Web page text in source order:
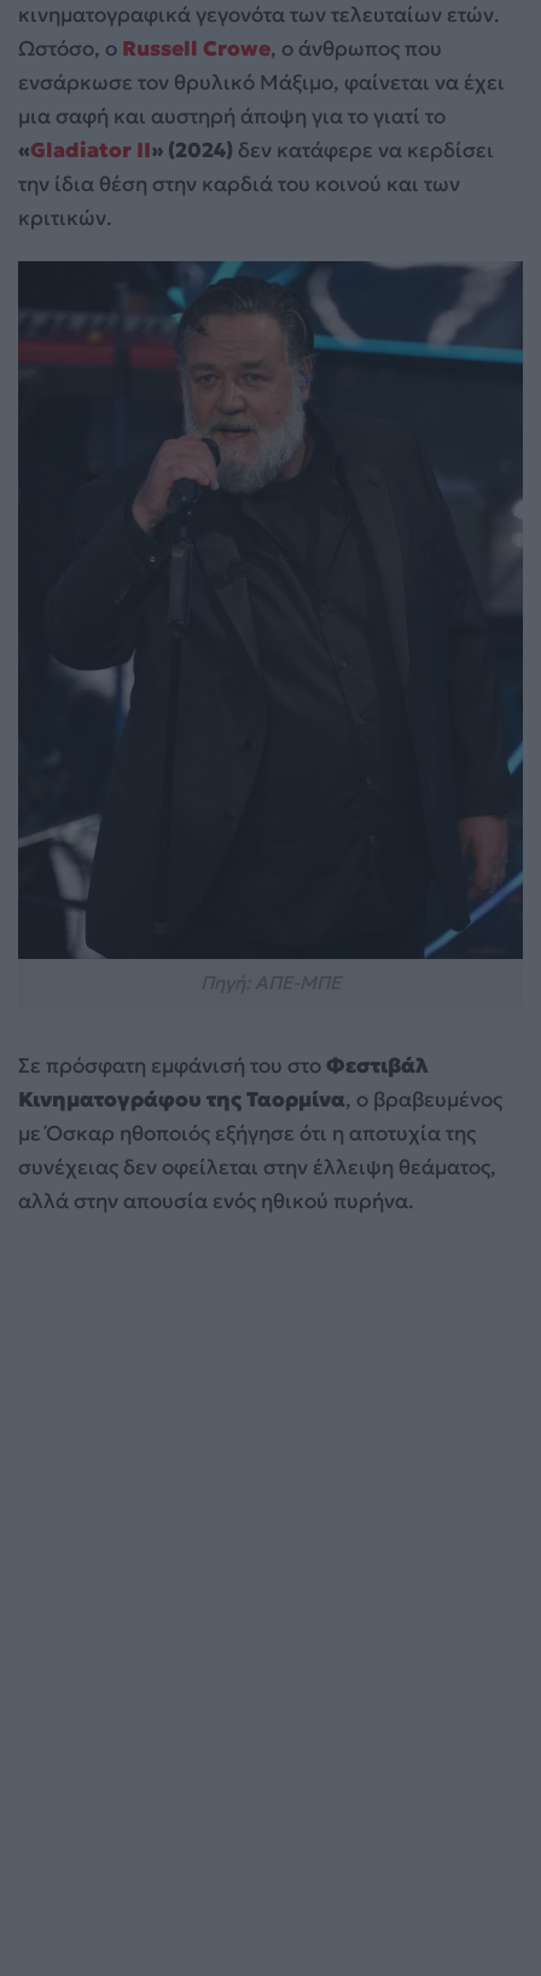
κινηματογραφικά γεγονότα των τελευταίων ετών.
Ωστόσο, ο Russell Crowe, ο άνθρωπος που
ενσάρκωσε τον θρυλικό Μάξιμο, φαίνεται να έχει
μια σαφή και αυστηρή άποψη για το γιατί το
«Gladiator II» (2024) δεν κατάφερε να κερδίσει
την ίδια θέση στην καρδιά του κοινού και των
κριτικών.
Σε πρόσφατη εμφάνισή του στο Φεστιβάλ
Κινηματογράφου της Ταορμίνα, ο βραβευμένος
με Όσκαρ ηθοποιός εξήγησε ότι η αποτυχία της
συνέχειας δεν οφείλεται στην έλλειψη θεάματος,
αλλά στην απουσία ενός ηθικού πυρήνα.